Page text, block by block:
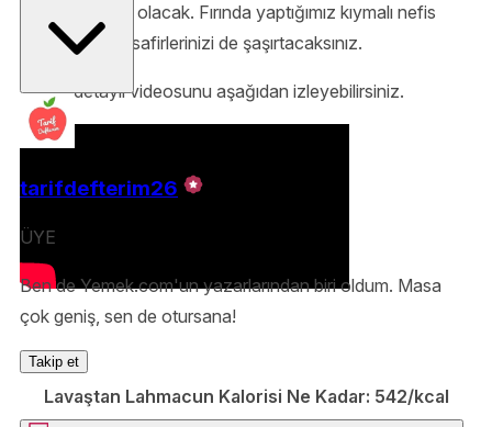
çıkartır cinsten olacak. Fırında yaptığımız kıymalı nefis
lahmacunla misafirlerinizi de şaşırtacaksınız.
Tarifin detaylı videosunu aşağıdan izleyebilirsiniz.
tarifdefterim26
ÜYE
Ben de Yemek.com'un yazarlarından biri oldum. Masa
çok geniş, sen de otursana!
Takip et
Lavaştan Lahmacun Kalorisi Ne Kadar: 542/kcal